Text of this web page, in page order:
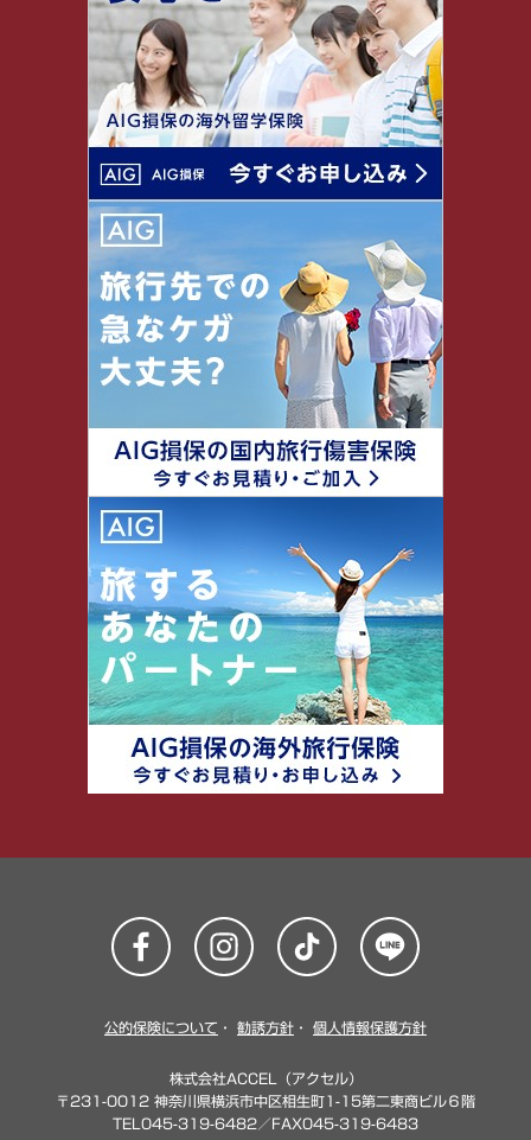
公的保険について ・ 勧誘方針 ・ 個人情報保護方針
株式会社ACCEL（アクセル）
〒231-0012 神奈川県横浜市中区相生町1-15第二東商ビル６階
TEL045-319-6482／FAX045-319-6483